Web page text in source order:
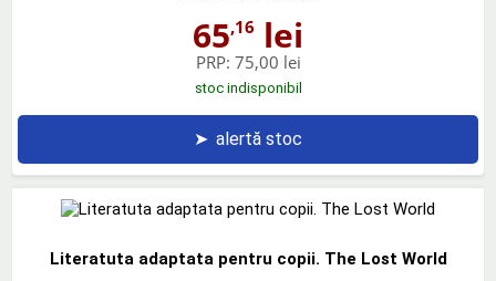
65,16 lei
PRP: 75,00 lei
stoc indisponibil
➤ alertă stoc
Literatuta adaptata pentru copii. The Lost World